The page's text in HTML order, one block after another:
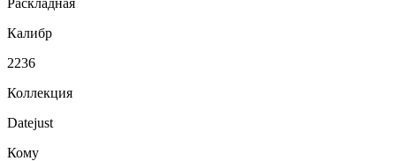
Калибр
2236
Коллекция
Datejust
Кому